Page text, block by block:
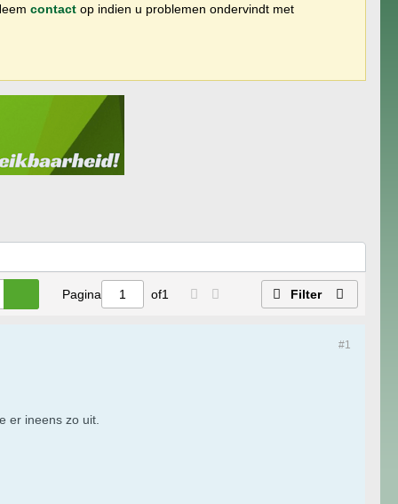
contact op indien u problemen ondervindt met
Pagina of1 Filter
#1
er ineens zo uit.